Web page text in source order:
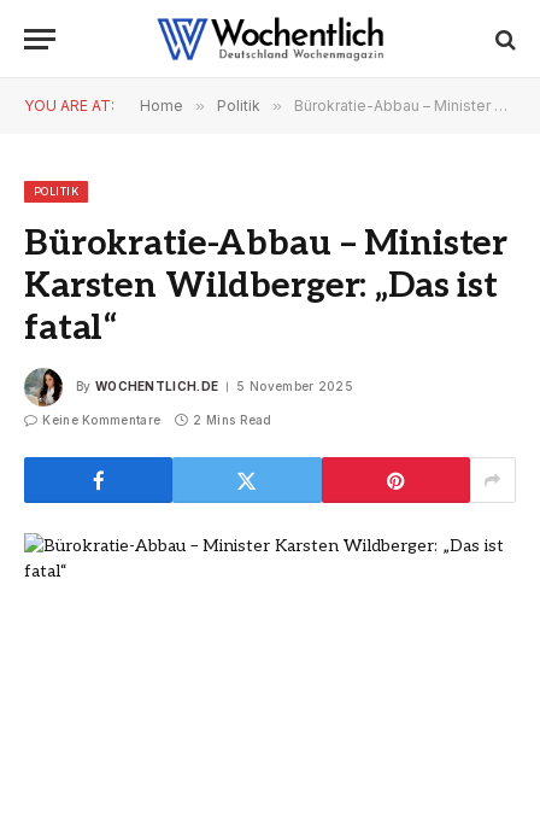
YOU ARE AT: Home » Politik » Bürokratie-Abbau – Minister Karsten Wildberger: „Das ist fatal“
POLITIK
Bürokratie-Abbau – Minister
Karsten Wildberger: „Das ist
fatal“
By WOCHENTLICH.DE 5 November 2025
Keine Kommentare 2 Mins Read